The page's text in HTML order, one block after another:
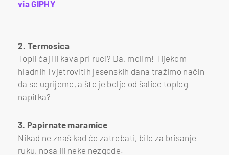
via GIPHY
2. Termosica
Topli čaj ili kava pri ruci? Da, molim! Tijekom
hladnih i vjetrovitih jesenskih dana tražimo način
da se ugrijemo, a što je bolje od šalice toplog
napitka?
3. Papirnate maramice
Nikad ne znaš kad će zatrebati, bilo za brisanje
ruku, nosa ili neke nezgode.